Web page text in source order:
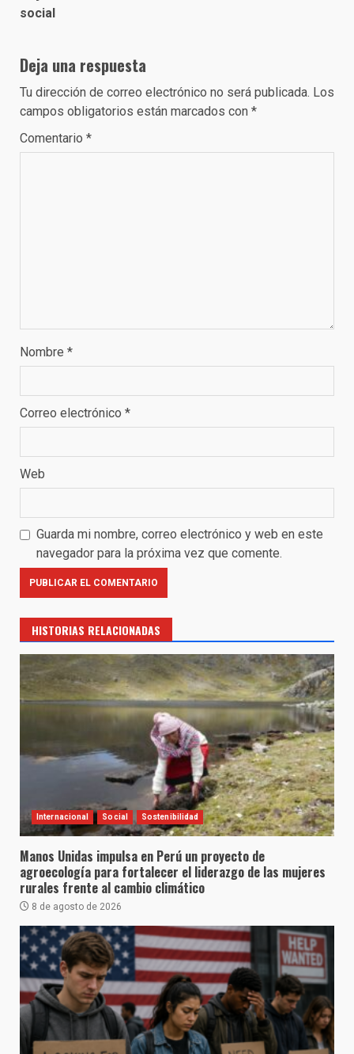
social
Deja una respuesta
Tu dirección de correo electrónico no será publicada. Los
campos obligatorios están marcados con *
Comentario *
Nombre *
Correo electrónico *
Web
Guarda mi nombre, correo electrónico y web en este
navegador para la próxima vez que comente.
HISTORIAS RELACIONADAS
Internacional Social Sostenibilidad
Manos Unidas impulsa en Perú un proyecto de
agroecología para fortalecer el liderazgo de las mujeres
rurales frente al cambio climático
8 de agosto de 2026